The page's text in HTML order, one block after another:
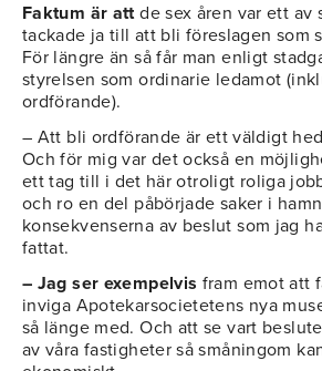
Faktum är attde sex åren var ett av
tackade ja till att bli föreslagen som
För längre än så får man enligt
styrelsen som ordinarie ledamot
ordförande).
– Att bli ordförande är ett väldigt
Och för mig var det också en
ett tag till i det här otroligt roliga
och ro en del påbörjade saker i
konsekvenserna av beslut som jag
fattat.
– Jag ser exempelvis fram emot att
inviga Apotekarsocietetens nya
så länge med. Och att se vart
av våra fastigheter så småningom